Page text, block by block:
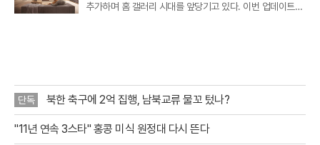
추가하며 홈 갤러리 시대를 앞당기고 있다. 이번 업데이트를
단독 북한 축구에 2억 집행, 남북교류 물꼬 텄나?
"11년 연속 3스타" 홍콩 미식 원정대 다시 뜬다